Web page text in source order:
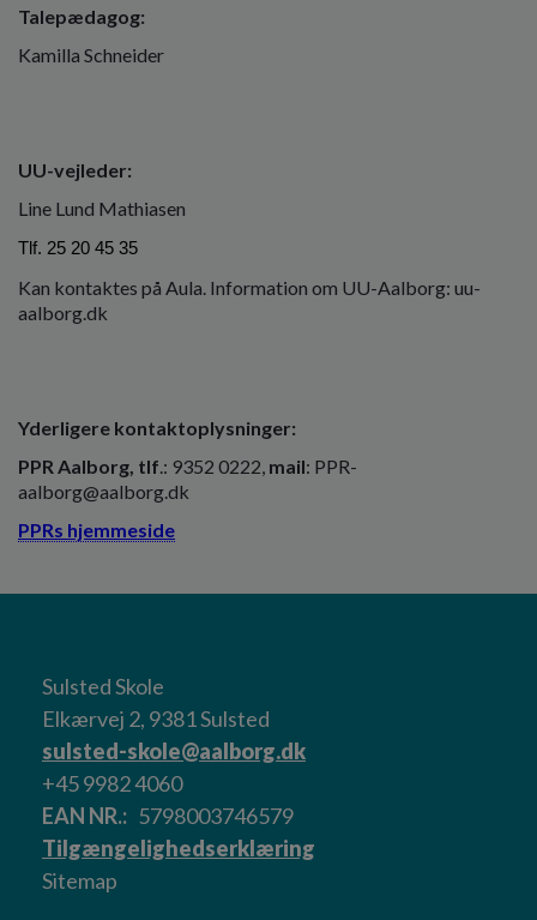
Talepædagog:
Kamilla Schneider
UU-vejleder:
Line Lund Mathiasen
Tlf. 25 20 45 35
Kan kontaktes på Aula. Information om UU-Aalborg: uu-
aalborg.dk
Yderligere kontaktoplysninger:
PPR Aalborg, tlf .: 9352 0222, mail: PPR-
aalborg@aalborg.dk
PPRs hjemmeside
Sulsted Skole
Elkærvej 2, 9381 Sulsted
sulsted-skole@aalborg.dk
+45 9982 4060
EAN NR.
5798003746579
Tilgængelighedserklæring
Sitemap